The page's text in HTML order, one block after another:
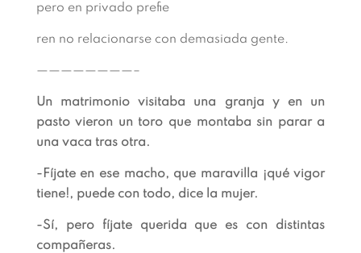
pero en privado prefie
ren no relacionarse con demasiada gente.
————————–
Un matrimonio visitaba una granja y en un
pasto vieron un toro que montaba sin parar a
una vaca tras otra.
-Fíjate en ese macho, que maravilla ¡qué vigor
tiene!, puede con todo, dice la mujer.
-Sí, pero fíjate querida que es con distintas
compañeras.